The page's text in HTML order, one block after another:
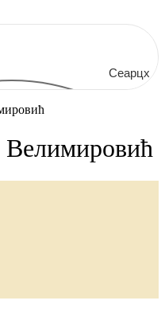
Сеарцх
Велимировић